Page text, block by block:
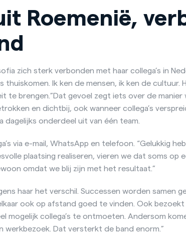
Roemenië,
zich sterk verbonden met haar collega’s in
Ik ken de mensen, ik ken de cultuur.
te brengen.”Dat gevoel zegt iets over de manier
en dichtbij, ook wanneer collega’s
dagelijks onderdeel uit van één team.
via e-mail, WhatsApp en telefoon. “Gelukkig
plaatsing realiseren, vieren we dat soms op
omdat we blij zijn met het resultaat.”
haar het verschil. Successen worden samen
ook op afstand goed te vinden. Ook bezoekt
mogelijk collega’s te ontmoeten. Andersom
werkbezoek. Dat versterkt de band enorm.”